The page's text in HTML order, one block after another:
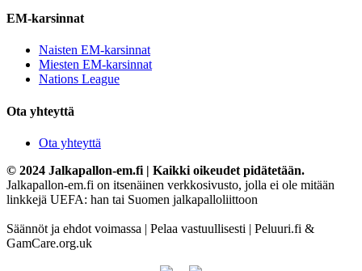
EM-karsinnat
Naisten EM-karsinnat
Miesten EM-karsinnat
Nations League
Ota yhteyttä
Ota yhteyttä
© 2024 Jalkapallon-em.fi | Kaikki oikeudet pidätetään.
Jalkapallon-em.fi on itsenäinen verkkosivusto, jolla ei ole mitään
linkkejä UEFA: han tai Suomen jalkapalloliittoon
Säännöt ja ehdot voimassa | Pelaa vastuullisesti | Peluuri.fi &
GamCare.org.uk